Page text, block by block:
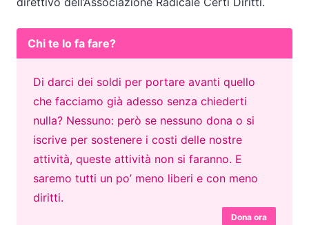
Chi te lo fa fare?
Di darci dei soldi per portare avanti quello
che facciamo già adesso senza chiederti
nulla? Nessuno: però se nessuno dona o si
iscrive per sostenere i costi delle nostre
attività, queste attività non si faranno. E
saremo tutti un po’ meno liberi e con meno
diritti.
Dona ora